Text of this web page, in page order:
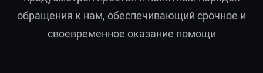
обращения к нам, обеспечивающий срочное и
своевременное оказание помощи